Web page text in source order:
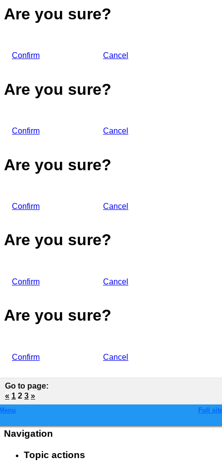
Are you sure?
Confirm Cancel
Are you sure?
Confirm Cancel
Are you sure?
Confirm Cancel
Are you sure?
Confirm Cancel
Are you sure?
Confirm Cancel
Go to page:
« 1 2 3 »
Full
Navigation
Topic actions